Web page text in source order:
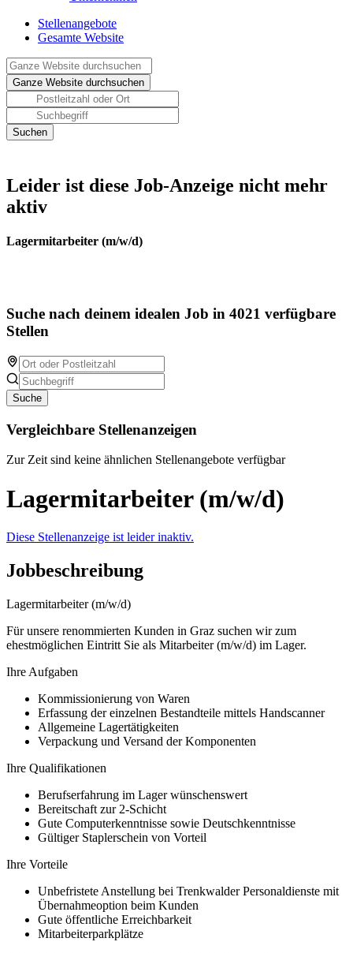
Stellenangebote
Gesamte Website
Leider ist diese Job-Anzeige nicht mehr
aktiv
Lagermitarbeiter (m/w/d)
Suche nach deinem idealen Job in 4021 verfügbare
Stellen
Suche
Vergleichbare Stellenanzeigen
Zur Zeit sind keine ähnlichen Stellenangebote verfügbar
Lagermitarbeiter (m/w/d)
Diese Stellenanzeige ist leider inaktiv.
Jobbeschreibung
Lagermitarbeiter (m/w/d)
Für unsere renommierten Kunden in Graz suchen wir zum
ehestmöglichen Eintritt Sie als Mitarbeiter (m/w/d) im Lager.
Ihre Aufgaben
Kommissionierung von Waren
Erfassung der einzelnen Bestandteile mittels Handscanner
Allgemeine Lagertätigkeiten
Verpackung und Versand der Komponenten
Ihre Qualifikationen
Berufserfahrung im Lager wünschenswert
Bereitschaft zur 2-Schicht
Gute Computerkenntnisse sowie Deutschkenntnisse
Gültiger Staplerschein von Vorteil
Ihre Vorteile
Unbefristete Anstellung bei Trenkwalder Personaldienste mit
Übernahmeoption beim Kunden
Gute öffentliche Erreichbarkeit
Mitarbeiterparkplätze